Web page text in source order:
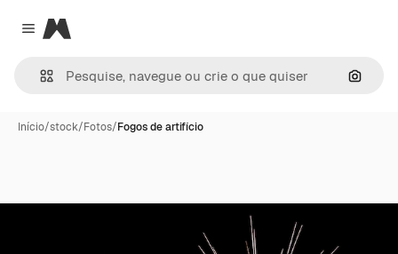
Close menu
Magnific
Início/stock/Fotos/Fogos de artifício